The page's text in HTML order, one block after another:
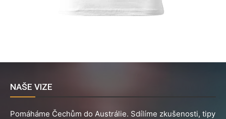
NAŠE VIZE
Pomáháme Čechům do Austrálie. Sdílíme zkušenosti, tipy